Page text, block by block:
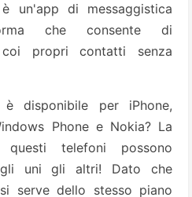
un'app di messaggistica
che consente di
coi propri contatti senza
è disponibile per iPhone,
Phone e Nokia? La
telefoni possono
gli uni gli altri! Dato che
serve dello stesso piano